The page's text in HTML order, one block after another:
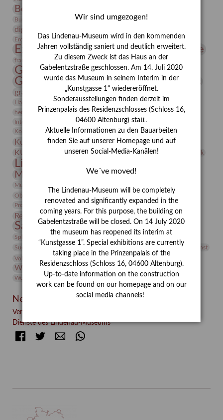
Bernhard August von Lindenau
Burg Posterstein Conrad Felixmüller Depot
digitallabor
Erdmann Julius Dietrich
Erlebnisportal estrusker Exlibris
Expressionismus Festrede Florenz Fotografie
frauen Frauen in der Antike und heute
Gerhard-Altenbourg-Preis
Gerhard Altenbourg
Gerhard Kurt Müller
grafische sammlung griechische Mythologie
Hanns-Conon von der Gabelentz Heinrich Kirchhoff Heldinnen
herman de vries Humboldt
Insekten
Integriertes Schädlingsmanagement
Italien Jahresempfang
Kolosseum
Kooperationsausstellung Korkmodelle Kunst
Kunstmuseum Kunstvermittlung Kunst von Kühl
KUNSTWAND Kurs Künstler Künstlerin Lehmbruck
Lindenau-Museum
Museumsgeschichte Museumsnacht
Museumspädagogik Natur
Objekt im Fokus
Phelloplastik
Pohlhof
Provenienz
Provenienzforschung
Restaurierung Rudi Lesser Ruth Wolf-Rehfeld
Sammlung Samstagszeichner Skulptur
Sonderausstellung
Sphinx
studio Studio Bildende Kunst
Suermondt-Ludwig-Museum
Vermittlung
Videokunst
Volontariat
Walter Rheiner Werefkin
Werkbetrachtung Winter Wissenschaft
Wolf and Dog
Wolf und Hund
Zirkuswoche
Neueste Beiträge
Verschenkt, verkauft, vergessen? – Kunstdetektivinnen im
Dienste des Lindenau-Museums
FacebookTwitter E-mail
Wir sind umgezogen!
Das Lindenau-Museum wird in den kommenden
Jahren vollständig saniert und deutlich erweitert.
Zu diesem Zweck ist das Haus an der
Gabelentzstraße geschlossen. Am 14. Juli 2020
wurde das Museum in seinem Interim in der
„Kunstgasse 1“ wiedereröffnet.
Sonderausstellungen finden derzeit im
Prinzenpalais des Residenzschlosses (Schloss 16,
04600 Altenburg) statt.
Aktuelle Informationen zu den Bauarbeiten
finden Sie auf unserer Homepage und auf
unseren Social-Media-Kanälen!
We´ve moved!
The Lindenau-Museum will be completely
renovated and significantly expanded in the
coming years. For this purpose, the building on
Gabelentzstraße will be closed. On 14 July 2020
the museum has reopened its interim at
“Kunstgasse 1”. Special exhibitions are currently
taking place in the Prinzenpalais of the
Residenzschloss (Schloss 16, 04600 Altenburg).
Up-to-date information on the construction
work can be found on our homepage and on our
social media channels!